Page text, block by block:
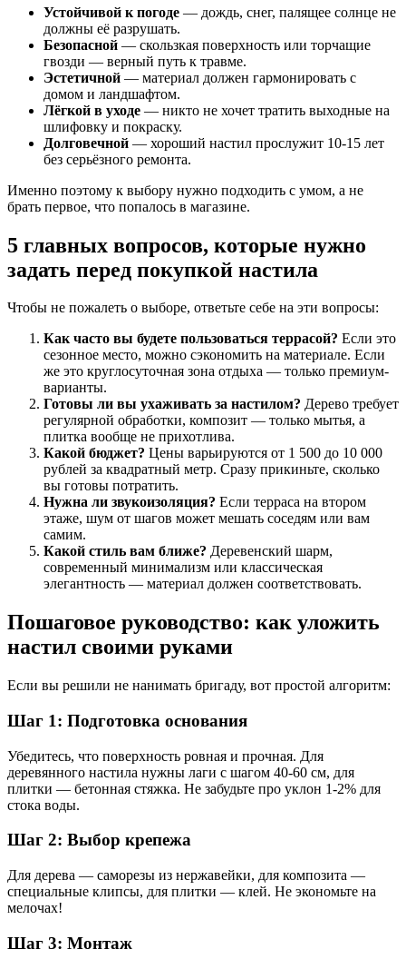
Устойчивой к погоде — дождь, снег, палящее солнце не
должны её разрушать.
Безопасной — скользкая поверхность или торчащие
гвозди — верный путь к травме.
Эстетичной — материал должен гармонировать с
домом и ландшафтом.
Лёгкой в уходе — никто не хочет тратить выходные на
шлифовку и покраску.
Долговечной — хороший настил прослужит 10-15 лет
без серьёзного ремонта.
Именно поэтому к выбору нужно подходить с умом, а не
брать первое, что попалось в магазине.
5 главных вопросов, которые нужно
задать перед покупкой настила
Чтобы не пожалеть о выборе, ответьте себе на эти вопросы:
Как часто вы будете пользоваться террасой? Если это
сезонное место, можно сэкономить на материале. Если
же это круглосуточная зона отдыха — только премиум-
варианты.
Готовы ли вы ухаживать за настилом? Дерево требует
регулярной обработки, композит — только мытья, а
плитка вообще не прихотлива.
Какой бюджет? Цены варьируются от 1 500 до 10 000
рублей за квадратный метр. Сразу прикиньте, сколько
вы готовы потратить.
Нужна ли звукоизоляция? Если терраса на втором
этаже, шум от шагов может мешать соседям или вам
самим.
Какой стиль вам ближе? Деревенский шарм,
современный минимализм или классическая
элегантность — материал должен соответствовать.
Пошаговое руководство: как уложить
настил своими руками
Если вы решили не нанимать бригаду, вот простой алгоритм:
Шаг 1: Подготовка основания
Убедитесь, что поверхность ровная и прочная. Для
деревянного настила нужны лаги с шагом 40-60 см, для
плитки — бетонная стяжка. Не забудьте про уклон 1-2% для
стока воды.
Шаг 2: Выбор крепежа
Для дерева — саморезы из нержавейки, для композита —
специальные клипсы, для плитки — клей. Не экономьте на
мелочах!
Шаг 3: Монтаж